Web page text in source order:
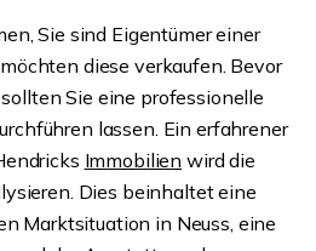
Sie sind Eigentümer einer
diese verkaufen. Bevor
Sie eine professionelle
lassen. Ein erfahrener
Immobilien wird die
Dies beinhaltet eine
Marktsituation in Neuss, eine